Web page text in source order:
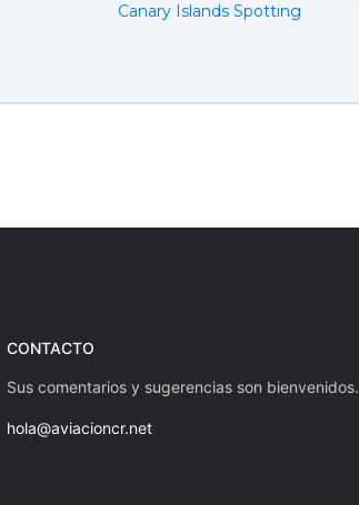
Canary Islands Spotting
CONTACTO
Sus comentarios y sugerencias son bienvenidos.
hola@aviacioncr.net